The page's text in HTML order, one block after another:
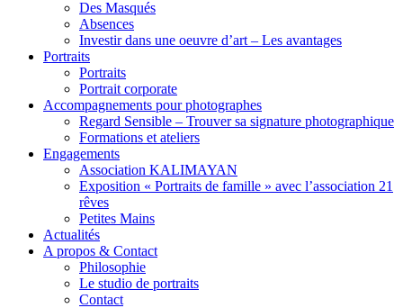
Des Masqués
Absences
Investir dans une oeuvre d’art – Les avantages
Portraits
Portraits
Portrait corporate
Accompagnements pour photographes
Regard Sensible – Trouver sa signature photographique
Formations et ateliers
Engagements
Association KALIMAYAN
Exposition « Portraits de famille » avec l’association 21
rêves
Petites Mains
Actualités
A propos & Contact
Philosophie
Le studio de portraits
Contact